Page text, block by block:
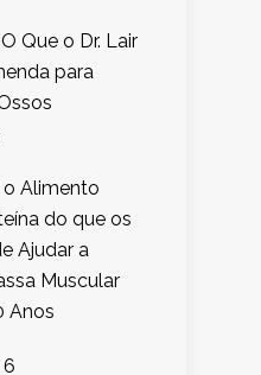
Que o Dr. Lair
para
o Alimento
do que os
Ajudar a
Muscular
Anos
6